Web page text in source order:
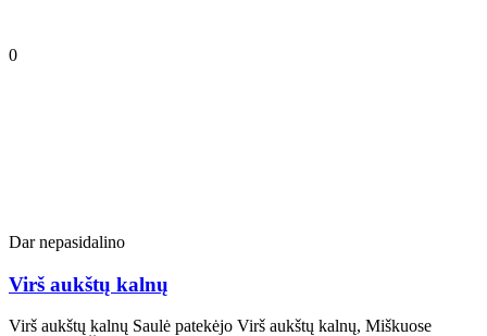
0
Dar nepasidalino
Virš aukštų kalnų
Virš aukštų kalnų Saulė patekėjo Virš aukštų kalnų, Miškuose